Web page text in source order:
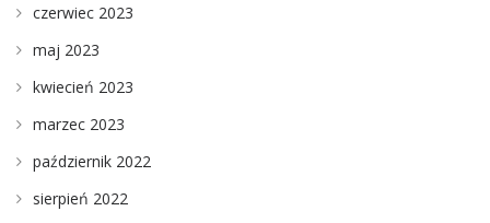
czerwiec 2023
maj 2023
kwiecień 2023
marzec 2023
październik 2022
sierpień 2022